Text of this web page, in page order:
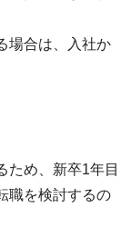
場合は、入社か
ため、新卒1年目
職を検討するの